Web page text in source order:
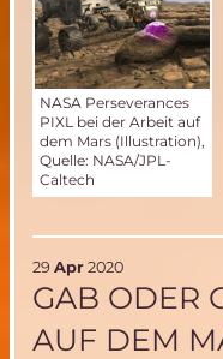
NASA Perseverances
PIXL bei der Arbeit auf
dem Mars (Illustration),
Quelle: NASA/JPL-
Caltech
29 Apr 2020
GAB ODER
AUF DEM